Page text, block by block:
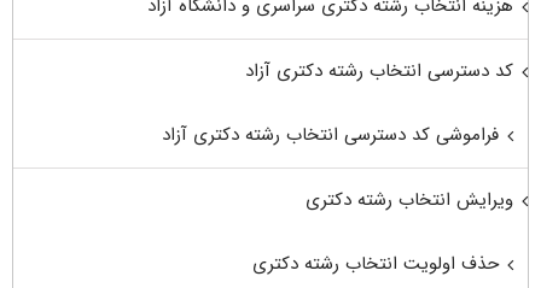
کد دسترسی انتخاب رشته دکتری آزاد
فراموشی کد دسترسی انتخاب رشته دکتری آزاد
ویرایش انتخاب رشته دکتری
حذف اولویت انتخاب رشته دکتری